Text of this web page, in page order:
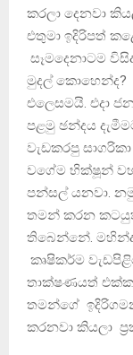
කරලා දෙනවා
එතුමා ඉදිරිපත්
සෑමදෙනාටම
මුදල්
එලෙසමයි. එදා
පළමු ඡන්දය
වැඩකරපු
වගේම භික්ෂූන්
පන්සල් යනවා.
තමන් කරන
තිබෙන්නේ. මහින්ද
කෘෂිකර්ම
තාක්ෂණයත්
තමන්ගේ
කරනවා කියලා